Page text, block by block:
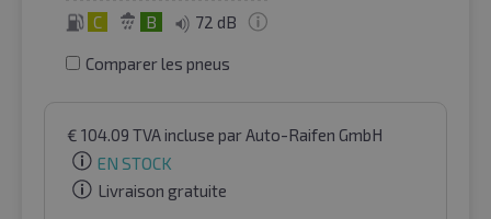
C B 72 dB
Comparer les pneus
€ 104.09 TVA incluse par Auto-Raifen GmbH
EN STOCK
Livraison gratuite